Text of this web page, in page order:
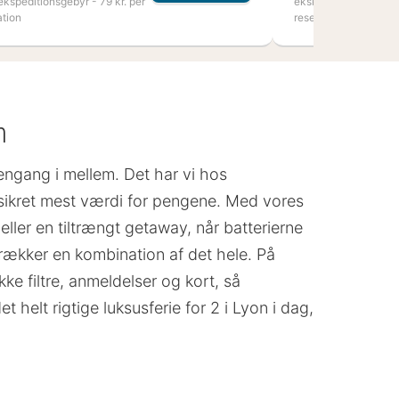
reservation
i mellem. Det har vi hos
mest værdi for pengene. Med vores
en tiltrængt getaway, når batterierne
en kombination af det hele. På
filtre, anmeldelser og kort, så
helt rigtige luksusferie for 2 i Lyon i dag,